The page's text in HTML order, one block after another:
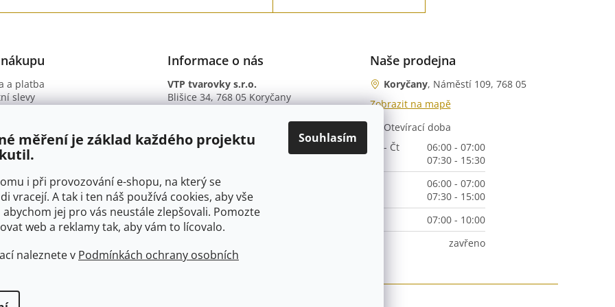
měření je základ každého projektu
i při provozování e-shopu, na který se
vracejí. A tak i ten náš používá cookies, aby vše
jej pro vás neustále zlepšovali. Pomozte
web a reklamy tak, aby vám to lícovalo.
naleznete v Podmínkách ochrany osobních
Souhlasím
a platba
slevy
ochrany osobních údajů
Informace o nás
VTP tvarovky s.r.o.
Blišice 34, 768 05 Koryčany
B. ú.: 2301934375/2010 (Fio banka)
Naše prodejna
Koryčany, Náměstí 109, 768 05
Zobrazit na mapě
Otevírací doba
Po - Čt
06:00 - 07:00
07:30 - 15:30
06:00 - 07:00
07:30 - 15:00
07:00 - 10:00
zavřeno